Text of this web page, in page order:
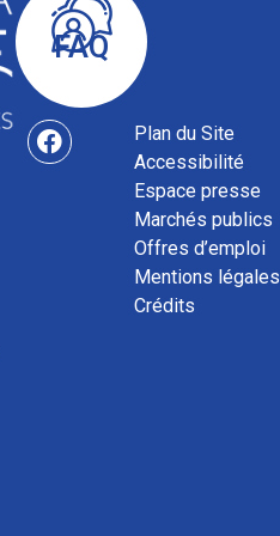
FAQ
Plan du Site
Accessibilité
Espace presse
Marchés publics
Offres d’emploi
Mentions légales
Crédits